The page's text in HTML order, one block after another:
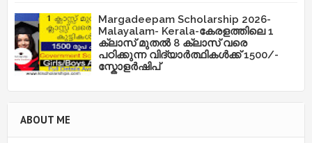
Margadeepam Scholarship 2026-
Malayalam- Kerala-കേരളത്തിലെ 1
ക്ലാസ് മുതൽ 8 ക്ലാസ് വരെ
പഠിക്കുന്ന വിദ്യാർത്ഥികൾക്ക് 1500/-
സ്കോളർഷിപ്
ABOUT ME